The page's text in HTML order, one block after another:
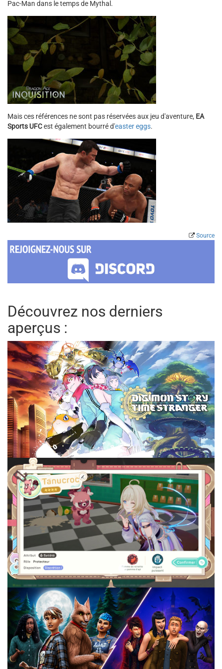
Pac-Man dans le temps de Mythal.
Mais ces références ne sont pas réservées aux jeu d'aventure, EA
Sports UFCest également bourré d'easter eggs.
Source
Découvrez nos derniers
aperçus :